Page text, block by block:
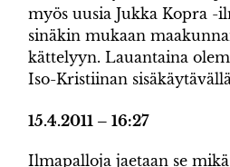
myös uusia Jukka Kopra -
sinäkin mukaan
kättelyyn. Lauantaina
Iso-Kristiinan
15.4.2011 – 16:27
Ilmapalloja jaetaan se